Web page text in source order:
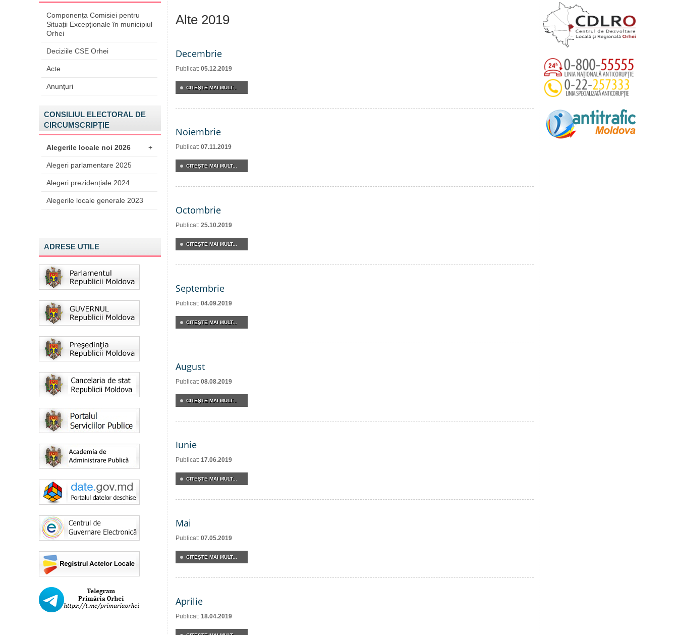
Componența Comisiei pentru
Situații Excepționale în municipiul
Orhei
Deciziile CSE Orhei
Acte
Anunțuri
CONSILIUL ELECTORAL DE
CIRCUMSCRIPȚIE
Alegerile locale noi 2026 +
Alegeri parlamentare 2025
Alegeri prezidențiale 2024
Alegerile locale generale 2023
ADRESE UTILE
Alte 2019
Decembrie
Publicat: 05.12.2019
CITEŞTE MAI MULT...
Noiembrie
Publicat: 07.11.2019
CITEŞTE MAI MULT...
Octombrie
Publicat: 25.10.2019
CITEŞTE MAI MULT...
Septembrie
Publicat: 04.09.2019
CITEŞTE MAI MULT...
August
Publicat: 08.08.2019
CITEŞTE MAI MULT...
Iunie
Publicat: 17.06.2019
CITEŞTE MAI MULT...
Mai
Publicat: 07.05.2019
CITEŞTE MAI MULT...
Aprilie
Publicat: 18.04.2019